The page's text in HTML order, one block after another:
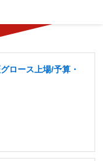
ロース上場/予算・